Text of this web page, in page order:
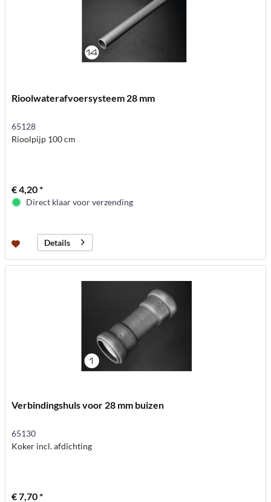
Rioolwaterafvoersysteem 28 mm
65128
Rioolpijp 100 cm
€ 4,20 *
Direct klaar voor verzending
Details
Verbindingshuls voor 28 mm buizen
65130
Koker incl. afdichting
€ 7,70 *